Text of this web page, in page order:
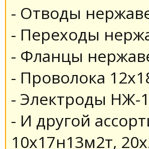
- Отводы
- Переходы
- Фланцы
- Проволока
- Электроды НЖ-
- И другой
10х17н13м2т,